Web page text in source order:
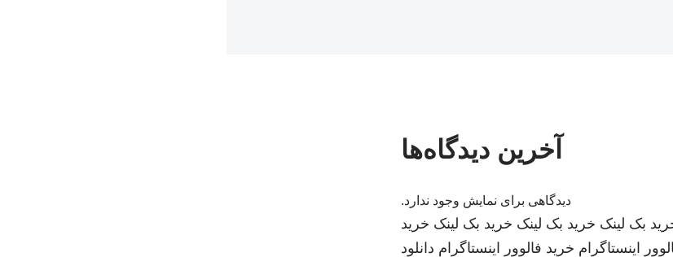
آخرین دیدگاه‌ها
دیدگاهی برای نمایش وجود ندارد.
بک لینک خرید بک لینک خرید بک لینک خرید
اینستاگرام خرید فالوور اینستاگرام دانلود